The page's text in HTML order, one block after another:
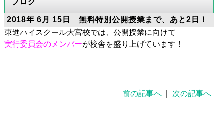
ブログ
2018年 6月 15日 無料特別公開授業まで、あと2日！
東進ハイスクール大宮校では、公開授業に向けて
実行委員会のメンバーが校舎を盛り上げています！
前の記事へ 次の記事へ